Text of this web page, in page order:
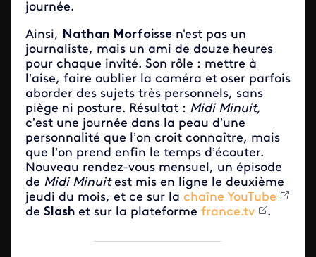
journée.
Ainsi, Nathan Morfoisse n'est pas un
journaliste, mais un ami de douze heures
pour chaque invité. Son rôle : mettre à
l’aise, faire oublier la caméra et oser parfois
aborder des sujets très personnels, sans
piège ni posture. Résultat : Midi Minuit,
c’est une journée dans la peau d’une
personnalité que l’on croit connaître, mais
que l’on prend enfin le temps d’écouter.
Nouveau rendez-vous mensuel, un épisode
de Midi Minuitest mis en ligne le deuxième
jeudi du mois, et ce sur la chaîne YouTube
de Slash et sur la plateforme france.tv .